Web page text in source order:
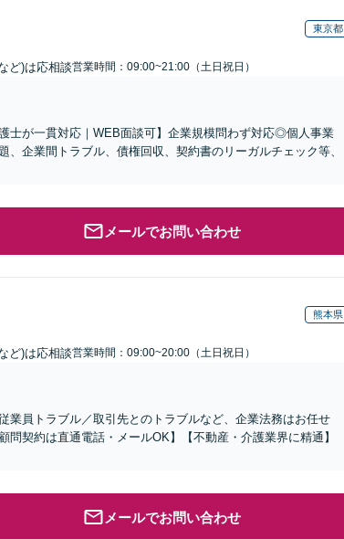
東京都
ど)は応相談営業時間：09:00~21:00（土日祝日）
士が一貫対応｜WEB面談可】企業規模問わず対応◎個人事業
企業間トラブル、債権回収、契約書のリーガルチェック等、
メールでお問い合わせ
熊本県
ど)は応相談営業時間：09:00~20:00（土日祝日）
業員トラブル／取引先とのトラブルなど、企業法務はお任せ
契約は直通電話・メールOK】【不動産・介護業界に精通】
メールでお問い合わせ